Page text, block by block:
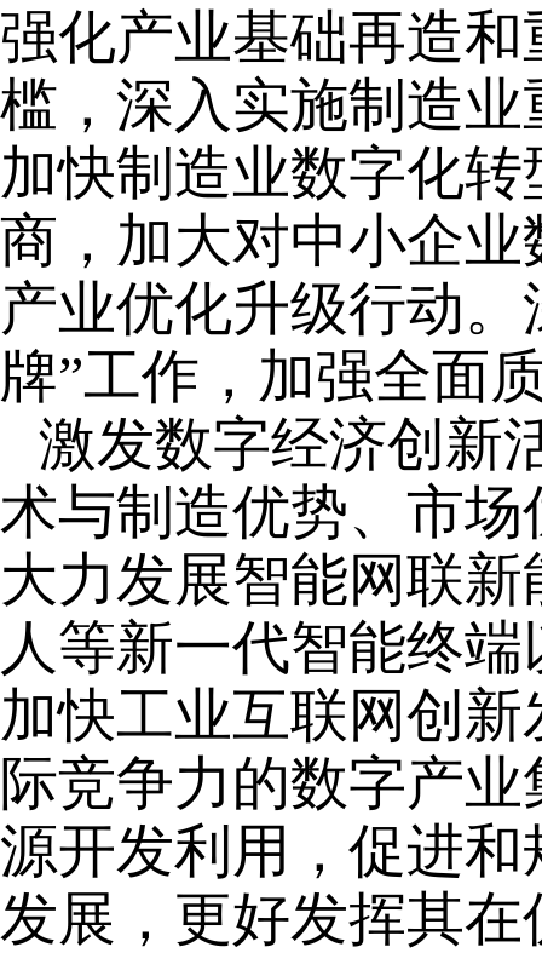
强化产业基础再造
槛，深入实施制造
加快制造业数字化
商，加大对中小企
产业优化升级行动
牌”工作，加强全面
激发数字经济创新
术与制造优势、市
大力发展智能网联
人等新一代智能终
加快工业互联网创
际竞争力的数字产
源开发利用，促进
发展，更好发挥其